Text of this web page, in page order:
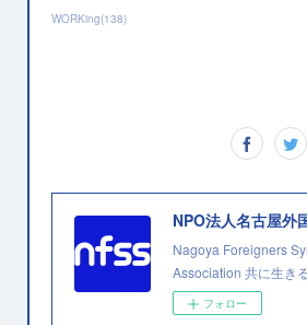
WORKing(138)
Nagoya Foreigners
Association 共に生き
フォロー